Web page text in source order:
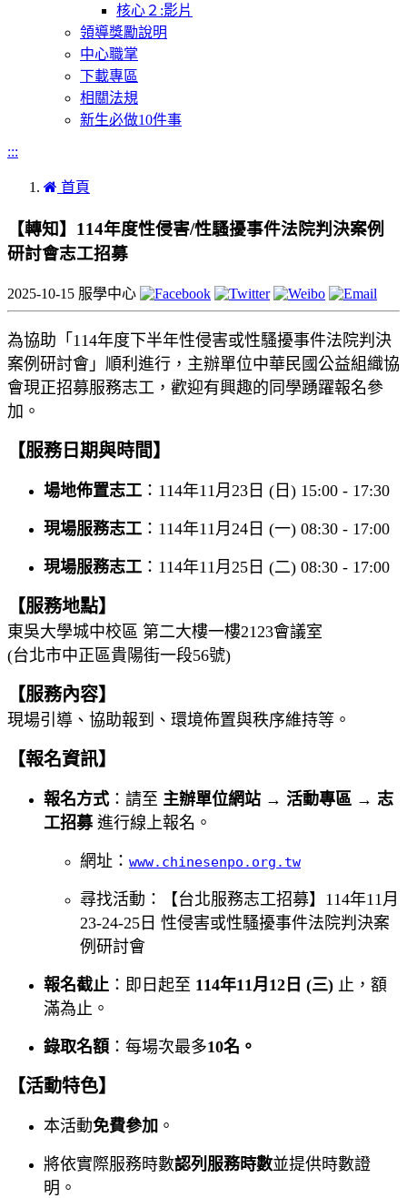
核心２:影片
領導獎勵說明
中心職掌
下載專區
相關法規
新生必做10件事
:::
首頁
【轉知】114年度性侵害/性騷擾事件法院判決案例
研討會志工招募
2025-10-15 服學中心
為協助「114年度下半年性侵害或性騷擾事件法院判決
案例研討會」順利進行，主辦單位中華民國公益組織協
會現正招募服務志工，歡迎有興趣的同學踴躍報名參
加。
【服務日期與時間】
場地佈置志工 ：114年11月23日 (日) 15:00 - 17:30
現場服務志工 ：114年11月24日 (一) 08:30 - 17:00
現場服務志工 ：114年11月25日 (二) 08:30 - 17:00
【服務地點】
東吳大學城中校區 第二大樓一樓2123會議室
(台北市中正區貴陽街一段56號)
【服務內容】
現場引導、協助報到、環境佈置與秩序維持等。
【報名資訊】
報名方式：請至 主辦單位網站 → 活動專區 → 志
工招募進行線上報名。
網址： www.chinesenpo.org.tw
尋找活動：【台北服務志工招募】114年11月
23-24-25日 性侵害或性騷擾事件法院判決案
例研討會
報名截止 ：即日起至 114年11月12日 (三) 止，額
滿為止。
錄取名額 ：每場次最多10名。
【活動特色】
本活動免費參加 。
將依實際服務時數認列服務時數並提供時數證
明。